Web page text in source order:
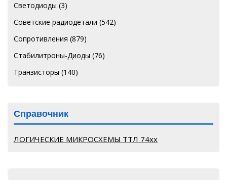
Светодиоды (3)
Советские радиодетали (542)
Сопротивления (879)
Стабилитроны-Диоды (76)
Транзисторы (140)
Справочник
ЛОГИЧЕСКИЕ МИКРОСХЕМЫ ТТЛ 74хх